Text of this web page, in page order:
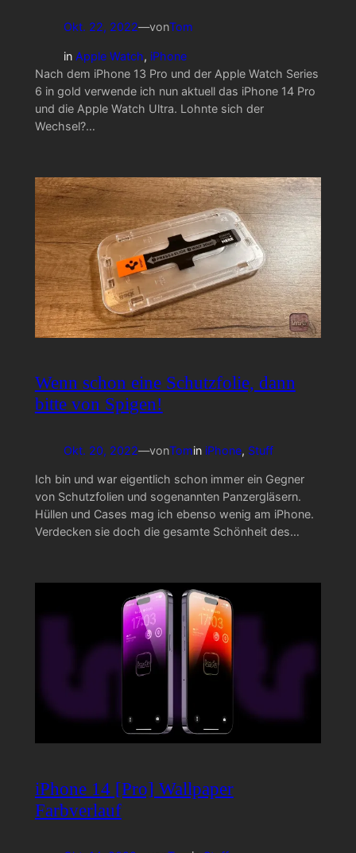
Okt. 22, 2022—vonTom
in Apple Watch, iPhone
Nach dem iPhone 13 Pro und der Apple Watch Series
6 in gold verwende ich nun aktuell das iPhone 14 Pro
und die Apple Watch Ultra. Lohnte sich der
Wechsel?…
Wenn schon eine Schutzfolie, dann
bitte von Spigen!
Okt. 20, 2022—vonTomin iPhone, Stuff
Ich bin und war eigentlich schon immer ein Gegner
von Schutzfolien und sogenannten Panzergläsern.
Hüllen und Cases mag ich ebenso wenig am iPhone.
Verdecken sie doch die gesamte Schönheit des…
iPhone 14 [Pro] Wallpaper
Farbverlauf